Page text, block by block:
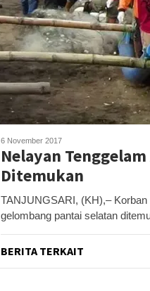
6 November 2017
Nelayan
Ditemukan
TANJUNGSARI, (KH),–
gelombang pantai selatan
BERITA TERKAIT